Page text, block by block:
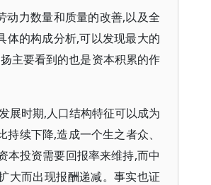
动力数量和质量的改善,以及全
体的构成分析,可以发现最大的
主要看到的也是资本积累的作
展时期,人口结构特征可以成为
续下降,造成一个生之者众、
本投资需要回报率来维持,而中
大而出现报酬递减。事实也证